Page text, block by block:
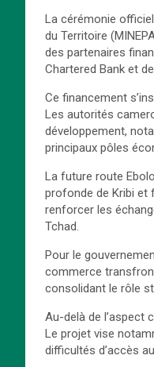
La cérémonie
du Territoire
des partenaires
Chartered Bank et
Ce financement
Les autorités
développement,
principaux pôles
La future route
profonde de Kribi et
renforcer les
Tchad.
Pour le
commerce
consolidant le rôle
Au-delà de l’aspect
Le projet vise
difficultés d’accès